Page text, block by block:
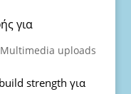
για
Multimedia uploads
strength για